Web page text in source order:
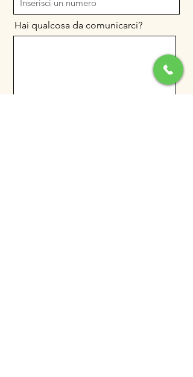
Hai qualcosa da comunicarci?